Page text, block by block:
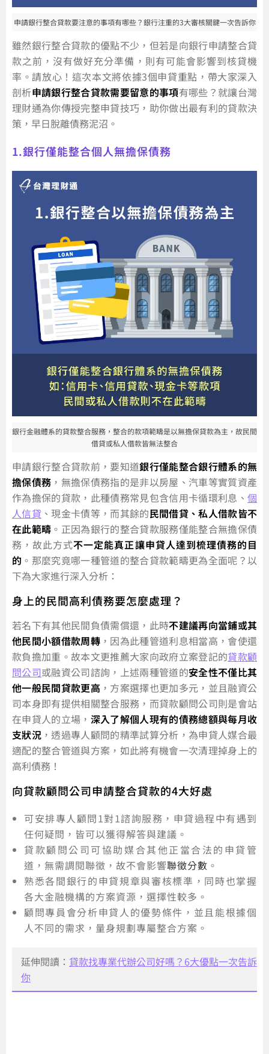
申請銀行整合貸款要注意的事項有哪些？銀行注重的3大審核關鍵一次告訴你
雖然銀行整合貸款的優點不少，但若是向銀行申請整合貸
款之前，沒有做好充分準備，則有可能會影響到核貸機
率。請放心！這次本文將依據3個申貸重點，帶大家深入
剖析申請銀行整合貸款需要留意的事項有哪些？就讓台灣
理財通為你傳授完整申貸技巧，助你做出最有利的貸款決
策，早日脫離債務泥沼。
1.銀行僅能整合個人無擔保債務
銀行金融體系的貸款整合服務，整合的款項範疇是以無擔保貸款為主，故民間
借貸或私人借款皆無法整合
申請銀行整合貸款前，要知道銀行僅能整合銀行體系的無
擔保債務 ，無擔保債務指的是非以房屋、汽車等實質資產
作為擔保的貸款，此種債務常見包含信用卡循環利息、 個
人信貸 、現金卡債等，而其餘的民間借貸、私人借款皆不
在此範疇 。正因為銀行的整合貸款服務僅能整合無擔保債
務，故此方式不一定能真正讓申貸人達到梳理債務的目
的 。那麼究竟哪一種管道的整合貸款範疇更為全面呢？以
下為大家進行深入分析：
身上的民間高利債務要怎麼處理？
若名下有其他民間負債需償還，此時不建議再向當鋪或其
他民間小額借款周轉 ，因為此種管道利息相當高，會使還
款負擔加重。故本文更推薦大家向政府立案登記的貸款顧
問公司或融資公司諮詢，上述兩種管道的安全性不僅比其
他一般民間貸款更高 ，方案選擇也更加多元，並且融資公
司本身即有提供相關整合服務，而貸款顧問公司則是會站
在申貸人的立場， 深入了解個人現有的債務總額與每月收
支狀況 ，透過專人顧問的精準試算分析，為申貸人媒合最
適配的整合管道與方案，如此將有機會一次清理掉身上的
高利債務！
向貸款顧問公司申請整合貸款的4大好處
可安排專人顧問1對1諮詢服務，申貸過程中有遇到
任何疑問，皆可以獲得解答與建議。
貸款顧問公司可協助媒合其他正當合法的申貸管
道，無需調閱聯徵，故不會影響聯徵分數 。
熟悉各間銀行的申貸規章與審核標準，同時也掌握
各大金融機構的方案資源，選擇性較多。
顧問專員會分析申貸人的優勢條件，並且能根據個
人不同的需求，量身規劃專屬整合方案。
延伸閱讀： 貸款找專業代辦公司好嗎？6大優點一次告訴
你